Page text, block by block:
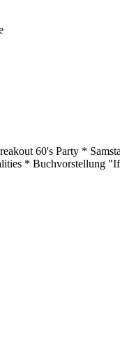
60's Party *
* Buchvorstellung